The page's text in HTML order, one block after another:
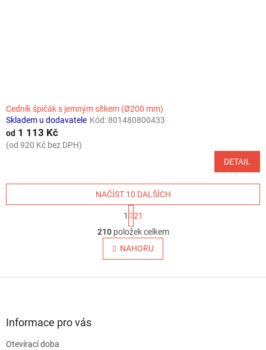
Cedník špičák s jemným sítkem (Ø200 mm)
Skladem u dodavatele Kód: 801480800433
od 1 113 Kč
(od 920 Kč bez DPH)
DETAIL
O
v
l
á
NAČÍST 10 DALŠÍCH
t
r
á
n
k
v
1
21
210položek celkem
NAHORU
Informace pro vás
Otevírací doba